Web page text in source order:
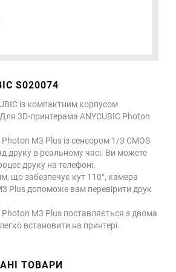
S020074
із компактним корпусом
3D-принтерама ANYCUBIC Photon
M3 Plus із сенсором 1/3 CMOS
друку в реальному часі. Ви можете
друку на телефоні.
що забезпечує кут 110°, камера
Plus допоможе вам перевірити друк
Photon M3 Plus поставляється з двома
встановити на принтері.
ТОВАРИ